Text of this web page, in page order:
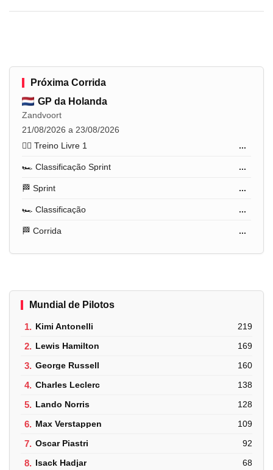
Próxima Corrida
GP da Holanda
Zandvoort
21/08/2026 a 23/08/2026
🏋️‍♂️ Treino Livre 1
...
🏎️ Classificação Sprint ...
🏁 Sprint ...
🏎️ Classificação ...
🏁 Corrida ...
Mundial de Pilotos
1. Kimi Antonelli 219
2. Lewis Hamilton 169
3. George Russell 160
4. Charles Leclerc 138
5. Lando Norris 128
6. Max Verstappen 109
7. Oscar Piastri 92
8. Isack Hadjar 68